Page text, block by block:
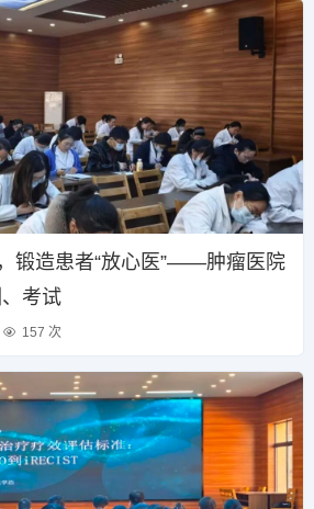
锻造患者“放心医”——肿瘤医院
考试
157 次